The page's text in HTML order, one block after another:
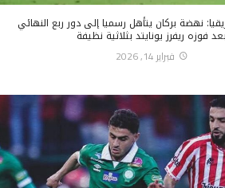
نهضة بركان يتأهل رسميا إلى دور ربع النهائي
بعد فوزه ريفرز يونايتد بثلاثية نظيفة
فبراير 14, 2026